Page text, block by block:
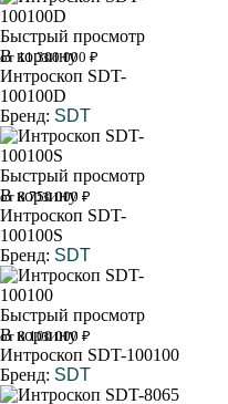
Быстрый просмотр
В корзину
от 11 300 000 ₽
Интроскоп SDT-
100100D
Бренд: SDT
Быстрый просмотр
В корзину
от 8 750 000 ₽
Интроскоп SDT-
100100S
Бренд: SDT
Быстрый просмотр
В корзину
от 8 100 000 ₽
Интроскоп SDT-100100
Бренд: SDT